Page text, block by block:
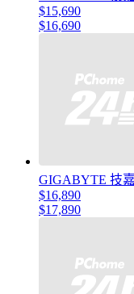
$15,690
$16,690
GIGABYTE 技
$16,890
$17,890